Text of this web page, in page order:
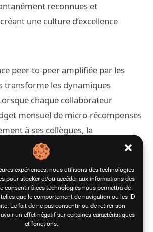
expériences, nous utilisons des technologies
pour stocker et/ou accéder aux informations des
consentir à ces technologies nous permettra de
que le comportement de navigation ou les ID
Le fait de ne pas consentir ou de retirer son
un effet négatif sur certaines caractéristiques
et fonctions.
reconnues et
une culture d’excellence
peer-to-peer amplifiée par les
transforme les dynamiques
chaque collaborateur
mensuel de micro-récompenses
à ses collègues, la
décentralisée et authentique.
popularisée par Google et
une culture d’appréciation
les hiérarchies formelles et
organisationnelle.